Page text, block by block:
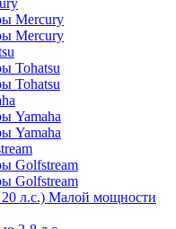
Mercury
Mercury
Tohatsu
Tohatsu
Yamaha
Yamaha
Golfstream
Golfstream
Малой мощности